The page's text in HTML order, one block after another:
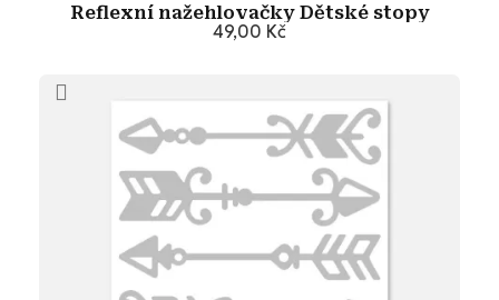
Reflexní nažehlovačky Dětské stopy
49,00 Kč
Přidat do košíku